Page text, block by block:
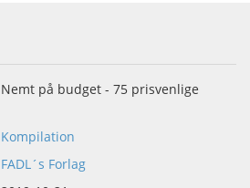
Nemt på budget - 75 prisvenlige
Kompilation
FADL´s Forlag